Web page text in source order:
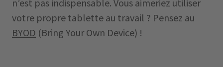
n’est pas indispensable. Vous aimeriez utiliser
votre propre tablette au travail ? Pensez au
BYOD (Bring Your Own Device) !